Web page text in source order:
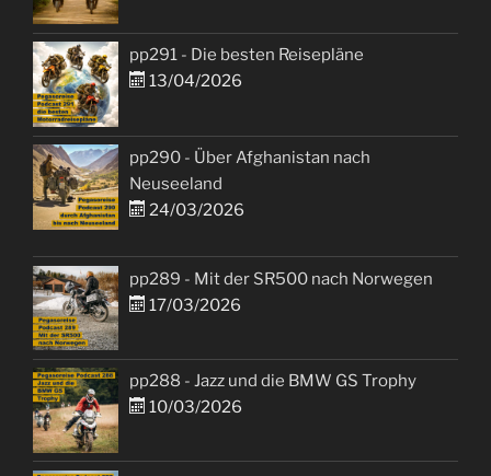
pp291 - Die besten Reisepläne
13/04/2026
pp290 - Über Afghanistan nach
Neuseeland
24/03/2026
pp289 - Mit der SR500 nach Norwegen
17/03/2026
pp288 - Jazz und die BMW GS Trophy
10/03/2026